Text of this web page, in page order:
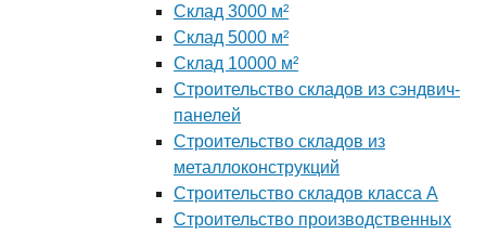
Склад 3000 м²
Склад 5000 м²
Склад 10000 м²
Строительство складов из сэндвич-
панелей
Строительство складов из
металлоконструкций
Строительство складов класса А
Строительство производственных